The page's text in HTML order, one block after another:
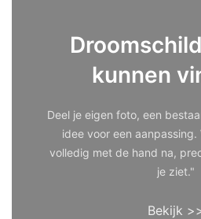
kunnen
Deel je eigen foto, een
idee voor een
volledig met de hand na,
je ziet."
Bekijk